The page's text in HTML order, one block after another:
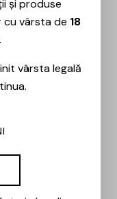
și produse
cu vârsta de 18
.
vârsta legală